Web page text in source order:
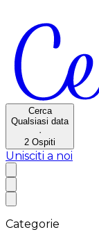
Cerca
Qualsiasi data
·
2 Ospiti
Unisciti a noi
Categorie